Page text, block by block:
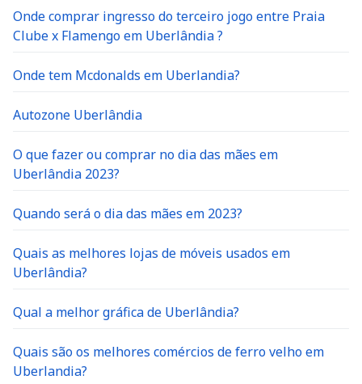
Onde comprar ingresso do terceiro jogo entre Praia
Clube x Flamengo em Uberlândia ?
Onde tem Mcdonalds em Uberlandia?
Autozone Uberlândia
O que fazer ou comprar no dia das mães em
Uberlândia 2023?
Quando será o dia das mães em 2023?
Quais as melhores lojas de móveis usados em
Uberlândia?
Qual a melhor gráfica de Uberlândia?
Quais são os melhores comércios de ferro velho em
Uberlandia?